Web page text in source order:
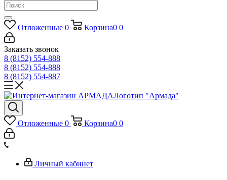
Отложенные 0 Корзина0 0
Заказать звонок
8 (8152) 554-888
8 (8152) 554-888
8 (8152) 554-887
Логотип "Армада"
Отложенные 0 Корзина0 0
Личный кабинет